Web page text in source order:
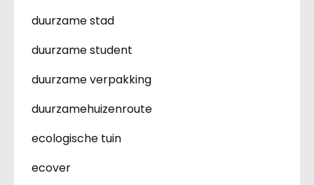
duurzame stad
duurzame student
duurzame verpakking
duurzamehuizenroute
ecologische tuin
ecover